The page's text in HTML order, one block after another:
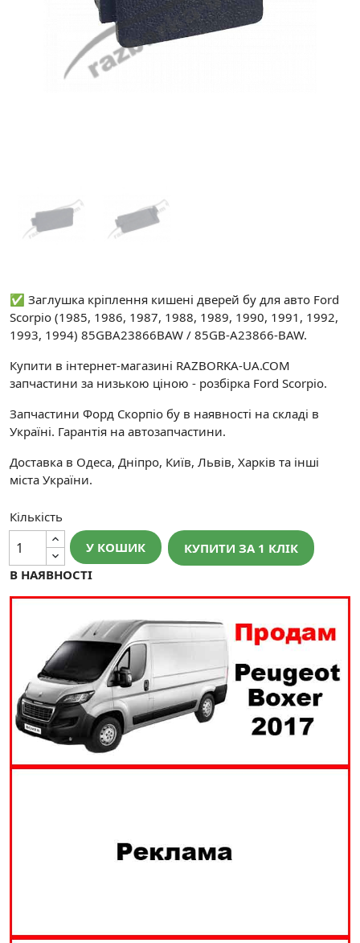
✅ Заглушка кріплення кишені дверей бу для авто Ford
Scorpio (1985, 1986, 1987, 1988, 1989, 1990, 1991, 1992,
1993, 1994) 85GBA23866BAW / 85GB-A23866-BAW.
Купити в інтернет-магазині RAZBORKA-UA.COM
запчастини за низькою ціною - розбірка Ford Scorpio.
Запчастини Форд Скорпіо бу в наявності на складі в
Україні. Гарантія на автозапчастини.
Доставка в Одеса, Дніпро, Київ, Львів, Харків та інші
міста України.
Кількість
У КОШИК
КУПИТИ ЗА 1 КЛIК
В НАЯВНОСТІ